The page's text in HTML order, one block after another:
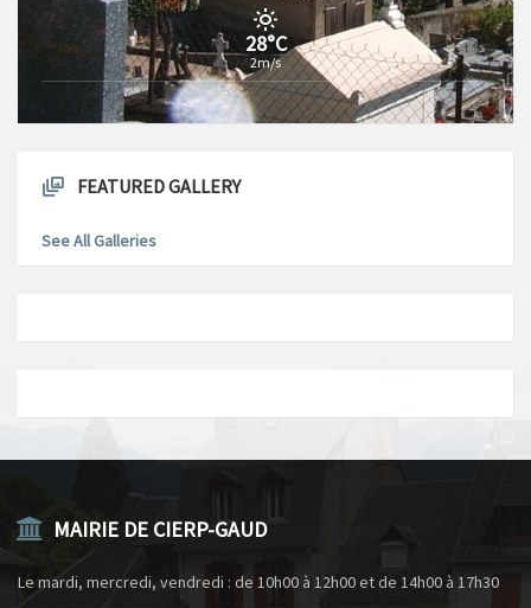
28°C
2m/s
FEATURED GALLERY
See All Galleries
MAIRIE DE CIERP-GAUD
Le mardi, mercredi, vendredi : de 10h00 à 12h00 et de 14h00 à 17h30